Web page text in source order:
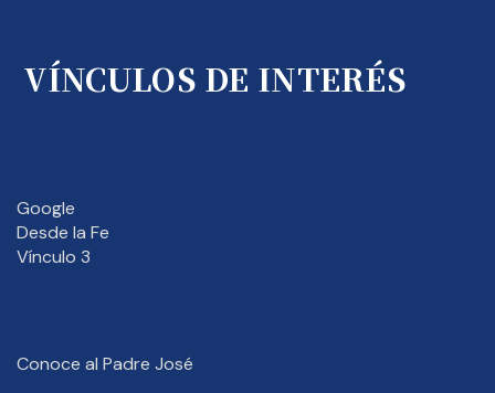
VÍNCULOS DE INTERÉS
Google
Desde la Fe
Vínculo 3
Conoce al Padre José